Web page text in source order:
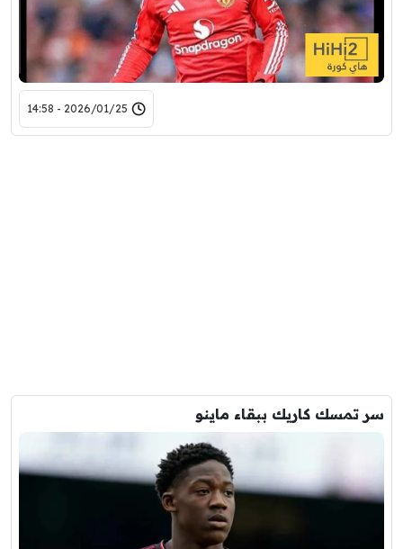
2026/01/25 - 14:58
سر تمسك كاريك ببقاء ماينو